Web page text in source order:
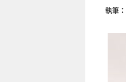
執筆：